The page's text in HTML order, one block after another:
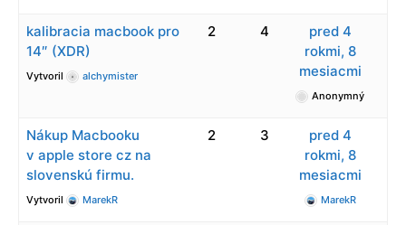
kalibracia macbook pro
14″ (XDR)
Vytvoril alchymister
2 4
pred 4
rokmi, 8
mesiacmi
Anonymný
Nákup Macbooku
v apple store cz na
slovenskú firmu.
Vytvoril MarekR
2 3
pred 4
rokmi, 8
mesiacmi
MarekR